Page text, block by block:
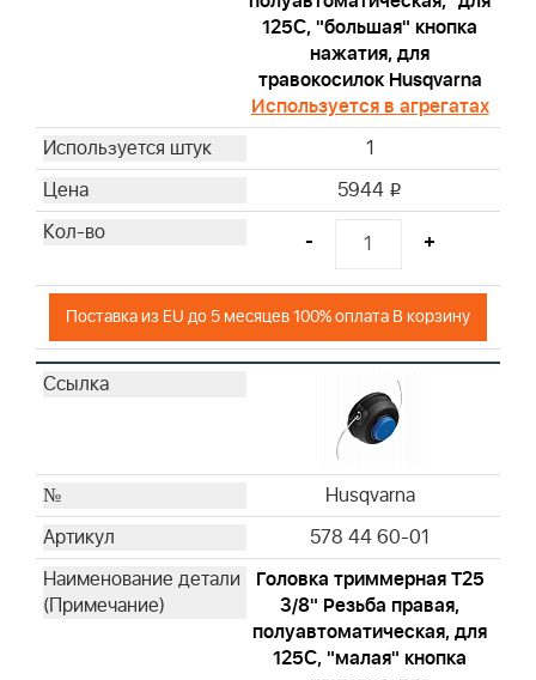
125С, "большая" кнопка
нажатия, для
травокосилок Husqvarna
Используется в агрегатах
1
5944 i
- +
Поставка из EU до 5 месяцев 100% оплата В корзину
Husqvarna
578 44 60-01
Головка триммерная T25
3/8" Резьба правая,
полуавтоматическая, для
125С, "малая" кнопка